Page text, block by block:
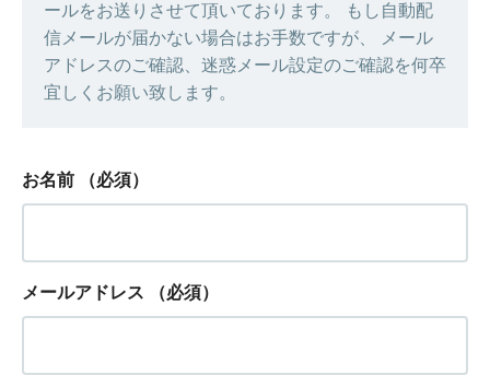
ールをお送りさせて頂いております。 もし自動配
信メールが届かない場合はお手数ですが、 メール
アドレスのご確認、迷惑メール設定のご確認を何卒
宜しくお願い致します。
お名前 （必須）
メールアドレス （必須）